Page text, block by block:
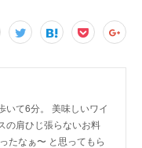
いて6分。 美味しいワイ
の肩ひじ張らないお料
たなぁ〜 と思ってもら